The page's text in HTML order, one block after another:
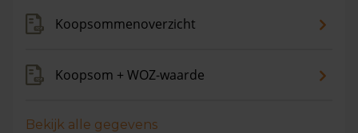
Koopsommenoverzicht
Koopsom + WOZ-waarde
Bekijk alle gegevens